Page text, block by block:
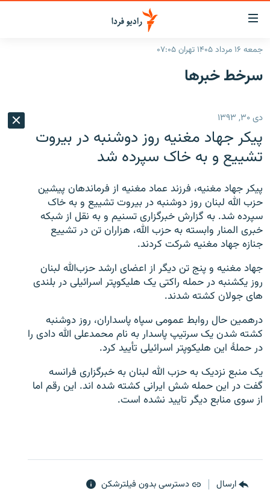
لینک‌های
قابلیت
دسترسی
بازگشت
اصلی
رفتن
صفحه
ایران
رادیو
انتخاب کنید و بشنوید
فرکانس‌ها
پادکست
گزارش‌های تصویری
گزارش‌های ویدئویی
زنان فردا
English
زبان‌های دیگر
جمعه ۱۶ مرداد ۱۴۰۵ تهران ۰۷:۰۵
سرخط‌ خبرها
دی ۳۰, ۱۳۹۳
پیکر جهاد مغنیه روز دوشنبه در بیروت
تشییع و به خاک سپرده شد
پیکر جهاد مغنیه، فرزند عماد مغنیه از فرماندهان پیشین
حزب الله لبنان روز دوشنبه در بیروت تشییع و به خاک
سپرده شد. به گزارش خبرگزاری تسنیم و به نقل از شبکه
خبری المنار وابسته به حزب الله، هزاران تن در تشییع
جنازه جهاد مغنیه شرکت کردند.
جهاد مغنیه و پنج تن دیگر از اعضای ارشد حزب‌الله لبنان
روز یکشنبه در حمله راکتی یک هلیکوپتر اسرائیلی در بلندی
های جولان کشته شدند.
درهمین حال روابط عمومی سپاه پاسداران، روز دوشنبه
کشته شدن یک سرتیپ پاسدار به نام محمدعلی الله دادی را
در حملهٔ این هلیکوپتر اسرائیلی تأیید کرد.
یک منبع نزدیک به حزب الله لبنان به خبرگزاری فرانسه
گفت در این حمله شش ایرانی کشته شده اند. این رقم اما
از سوی منابع دیگر تایید نشده است.
ارسال دسترسی بدون فیلترشکن